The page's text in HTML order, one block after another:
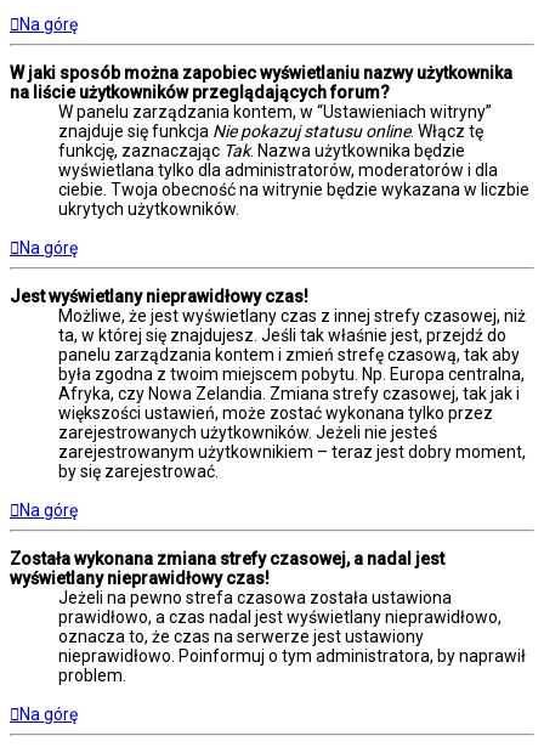
Na górę
W jaki sposób można zapobiec wyświetlaniu nazwy użytkownika
na liście użytkowników przeglądających forum?
W panelu zarządzania kontem, w “Ustawieniach witryny”
znajduje się funkcja Nie pokazuj statusu online. Włącz tę
funkcję, zaznaczając Tak. Nazwa użytkownika będzie
wyświetlana tylko dla administratorów, moderatorów i dla
ciebie. Twoja obecność na witrynie będzie wykazana w liczbie
ukrytych użytkowników.
Na górę
Jest wyświetlany nieprawidłowy czas!
Możliwe, że jest wyświetlany czas z innej strefy czasowej, niż
ta, w której się znajdujesz. Jeśli tak właśnie jest, przejdź do
panelu zarządzania kontem i zmień strefę czasową, tak aby
była zgodna z twoim miejscem pobytu. Np. Europa centralna,
Afryka, czy Nowa Zelandia. Zmiana strefy czasowej, tak jak i
większości ustawień, może zostać wykonana tylko przez
zarejestrowanych użytkowników. Jeżeli nie jesteś
zarejestrowanym użytkownikiem – teraz jest dobry moment,
by się zarejestrować.
Na górę
Została wykonana zmiana strefy czasowej, a nadal jest
wyświetlany nieprawidłowy czas!
Jeżeli na pewno strefa czasowa została ustawiona
prawidłowo, a czas nadal jest wyświetlany nieprawidłowo,
oznacza to, że czas na serwerze jest ustawiony
nieprawidłowo. Poinformuj o tym administratora, by naprawił
problem.
Na górę